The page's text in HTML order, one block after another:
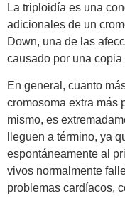
La triploidía es una
adicionales de un
Down, una de las
causado por una
En general, cuanto
cromosoma extra más
mismo, es
lleguen a término, ya
espontáneamente al
vivos normalmente
problemas cardíacos,